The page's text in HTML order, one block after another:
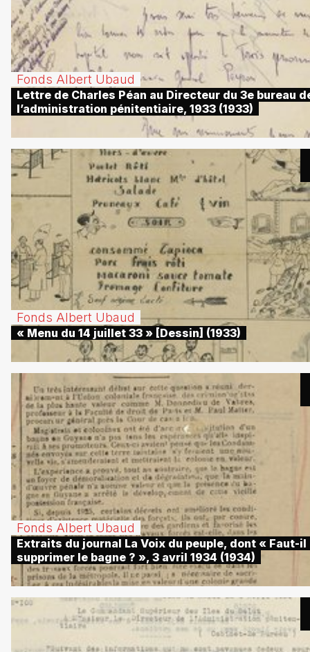
Fonds Albert Ubaud
Lettre de Charles Péan au Directeur du 3e bureau
l’administration pénitentiaire, 1933 (1933)
Fonds Albert Ubaud
« Menu du 14 juillet 33 » [Dessin] (1933)
Fonds Albert Ubaud
Extraits du journal La Voix du peuple, dont « Faut-il
supprimer le bagne ? », 3 avril 1934 (1934)